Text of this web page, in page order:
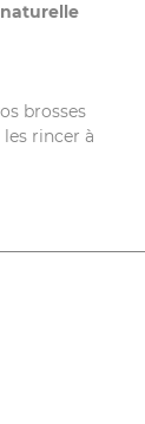
brosses
rincer à